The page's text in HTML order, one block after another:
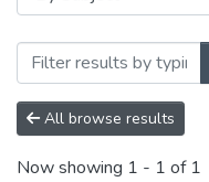
Browsing
All browse results
Now showing 1 - 1 of 1